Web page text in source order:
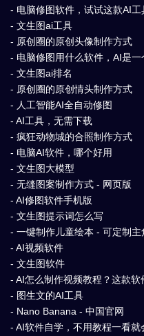
- 电脑修图软件，试试这款AI工
- 文生图ai工具
- 原创圈的原创头像制作方式
- 电脑修图用什么软件，AI是一
- 文生图ai排名
- 原创圈的原创情头制作方式
- 人工智能AI全自动修图
- AI工具，无需下载
- 疯狂动物城的合照制作方式
- 电脑AI软件，哪个好用
- 文生图大模型
- 无缝图案制作方式 - 网页版
- AI修图软件手机版
- 文生图提示词怎么写
- 一键制作儿童绘本 - 可定制主
- AI视频软件
- 文生图软件
- AI怎么制作视频教程？这款
- 图生文的AI工具
- Nano Banana - 中国官网
- AI软件自学，不用教程一看就